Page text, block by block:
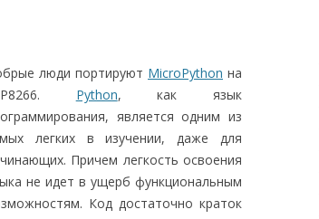
люди портируют MicroPython на
Python, как язык
является одним из
легких в изучении, даже для
Причем легкость освоения
не идет в ущерб функциональным
Код достаточно краток